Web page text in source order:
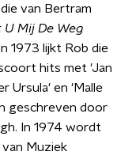
van Bertram
U Mij De Weg
1973 lijkt Rob die
hits met 'Jan
Ursula' en 'Malle
geschreven door
In 1974 wordt
Muziek